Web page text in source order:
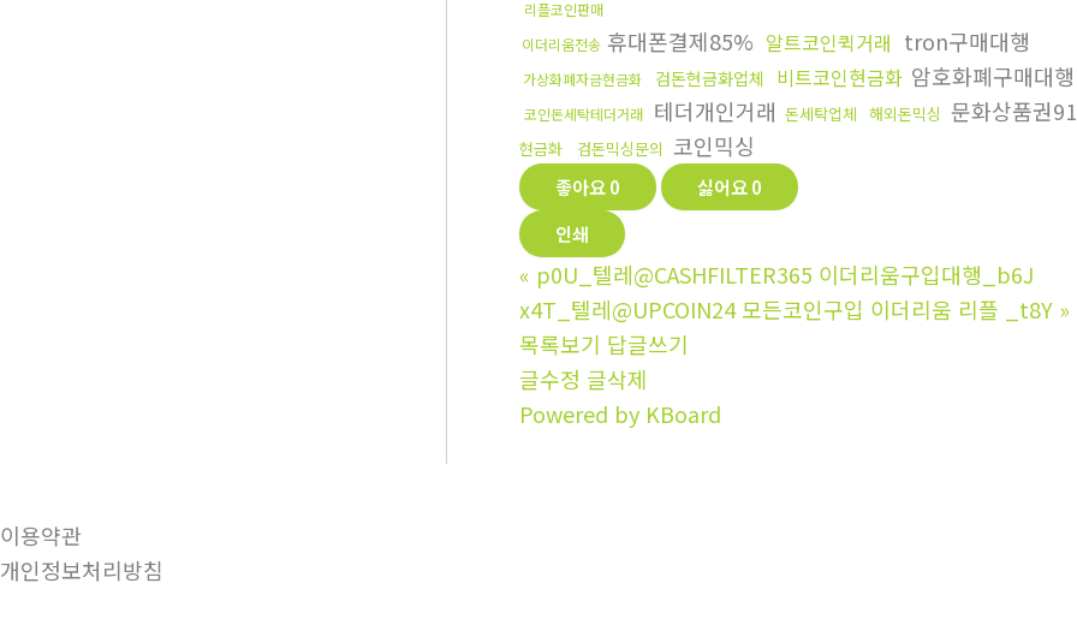
리플코인판매
이더리움전송 휴대폰결제85% 알트코인퀵거래 tron구매대행
가상화폐자금현금화 검돈현금화업체 비트코인현금화 암호화폐구매대행
코인돈세탁테더거래 테더개인거래 돈세탁업체 해외돈믹싱 문화상품권
현금화
검돈믹싱문의 코인믹싱
좋아요0 싫어요0
인쇄
« p0U_텔레@CASHFILTER365 이더리움구입대행_b6J
x4T_텔레@UPCOIN24 모든코인구입 이더리움 리플 _t8Y »
목록보기 답글쓰기
글수정 글삭제
Powered by KBoard
이용약관
개인정보처리방침